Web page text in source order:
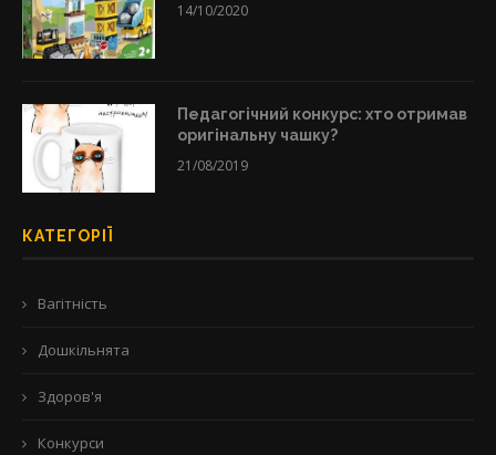
14/10/2020
Педагогічний конкурс: хто отримав
оригінальну чашку?
21/08/2019
КАТЕГОРІЇ
Вагітність
Дошкільнята
Здоров'я
Конкурси